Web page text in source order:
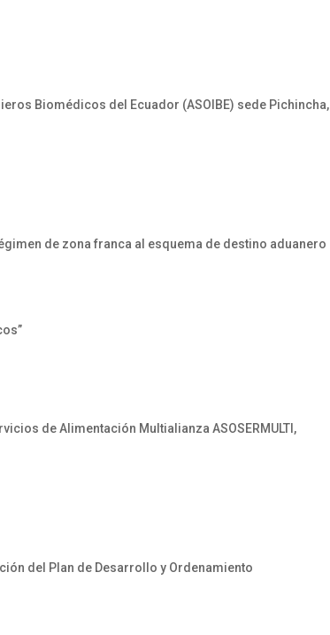
Biomédicos del Ecuador (ASOIBE) sede Pichincha,
de zona franca al esquema de destino aduanero
de Alimentación Multialianza ASOSERMULTI,
del Plan de Desarrollo y Ordenamiento